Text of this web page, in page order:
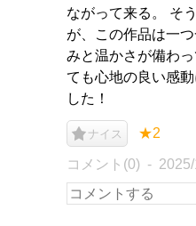
ながって来る。 そ
が、この作品は一
みと温かさが備わ
ても心地の良い感
した！
ナイス ★2
コメント(0)